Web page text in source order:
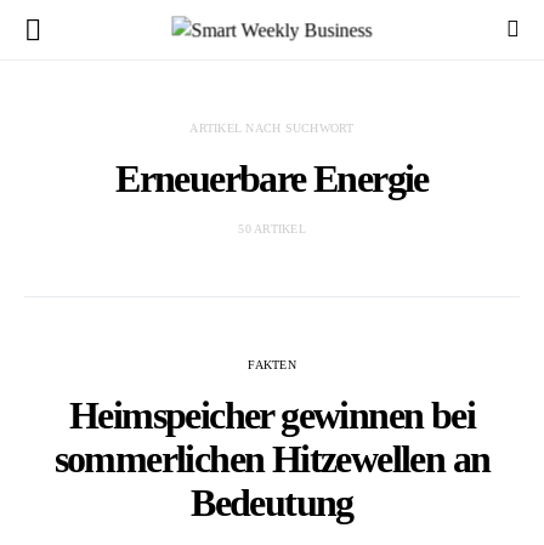
ARTIKEL NACH SUCHWORT
Erneuerbare Energie
50 ARTIKEL
FAKTEN
Heimspeicher gewinnen bei
sommerlichen Hitzewellen an
Bedeutung